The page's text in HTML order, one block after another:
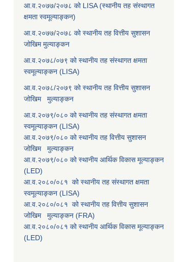
आ.व.२०७७/२०७८ को LISA (स्थानीय तह संस्थागत
क्षमता स्वमूल्याङ्कन)
आ.व.२०७७/२०७८ को स्थानीय तह वित्तीय सुशासन
जोखिम मुल्याङ्कन
आ.व.२०७८/०७९ को स्थानीय तह संस्थागत क्षमता
स्वमूल्याङ्कन (LISA)
आ.व.२०७८/२०७९ को स्थानीय तह वित्तीय सुशासन
जोखिम मुल्याङ्कन
आ.व.२०७९/०८० को स्थानीय तह संस्थागत क्षमता
स्वमूल्याङ्कन (LISA)
आ.व.२०७९/०८० को स्थानीय तह वित्तीय सुशासन
जोखिम मुल्याङ्कन
आ.व.२०७९/०८० को स्थानीय आर्थिक विकास मूल्याङ्कन
(LED)
आ.व.२०८०/०८१ को स्थानीय तह संस्थागत क्षमता
स्वमूल्याङ्कन (LISA)
आ.व.२०८०/०८१ को स्थानीय तह वित्तीय सुशासन
जोखिम मुल्याङ्कन (FRA)
आ.व.२०८०/०८१ को स्थानीय आर्थिक विकास मूल्याङ्कन
(LED)